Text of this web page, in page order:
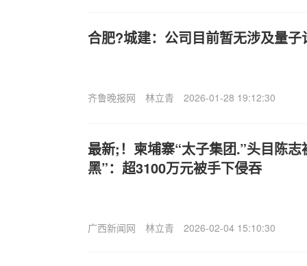
合肥?城建：公司目前暂无涉及量子
齐鲁晚报网 林立青 2026-01-28 19:12:30
最新;！柬埔寨“太子集团.”头目陈
黑”：超3100万元被手下侵吞
广西新闻网 林立青 2026-02-04 15:10:30